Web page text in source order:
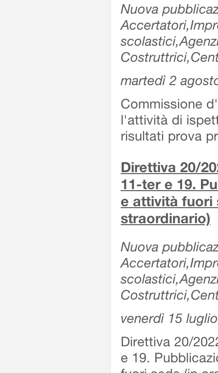
Nuova
martedì 2
Commissione
l'attività di
risultati prova
Direttiva 20/
11-ter e 19.
e attività fuori
straordinario)
Nuova
venerdì 15
Direttiva 20/
e 19.